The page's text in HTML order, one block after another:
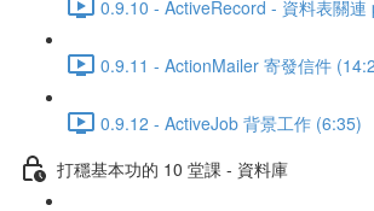
0.9.10 - ActiveRecord - 資料表關連
0.9.11 - ActionMailer 寄發信件
0.9.12 - ActiveJob 背景工作 (6:35)
打穩基本功的 10 堂課 - 資料庫